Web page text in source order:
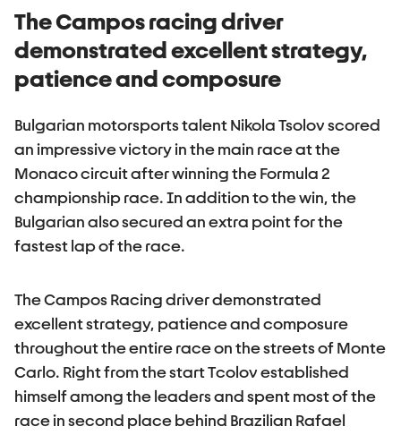
приложения на
информация къде
има проверки на
The Campos racing driver
demonstrated excellent strategy,
patience and composure
Bulgarian motorsports talent Nikola Tsolov scored
an impressive victory in the main race at the
Monaco circuit after winning the Formula 2
championship race. In addition to the win, the
Bulgarian also secured an extra point for the
fastest lap of the race.
The Campos Racing driver demonstrated
excellent strategy, patience and composure
throughout the entire race on the streets of Monte
Carlo. Right from the start Tсolov established
himself among the leaders and spent most of the
race in second place behind Brazilian Rafael